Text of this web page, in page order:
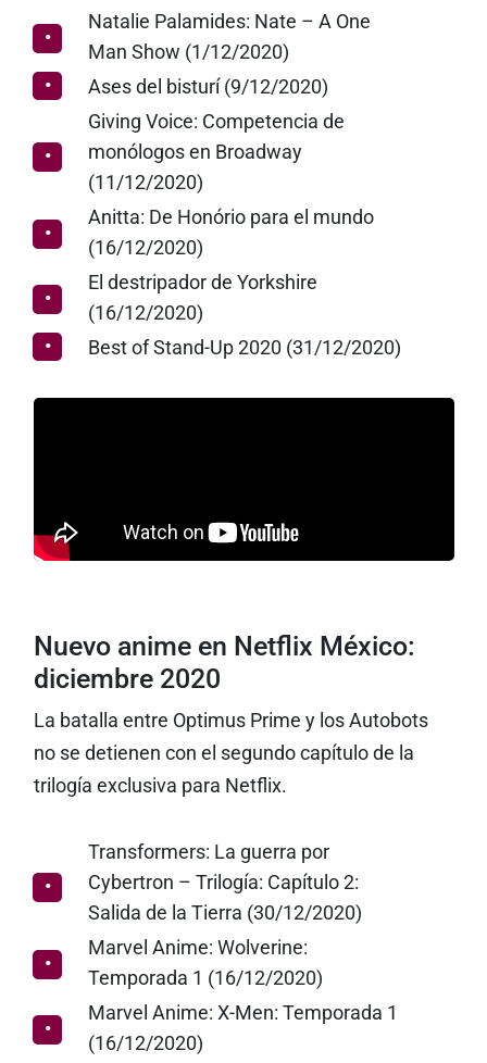
Natalie Palamides: Nate – A One
Man Show (1/12/2020)
Ases del bisturí (9/12/2020)
Giving Voice: Competencia de
monólogos en Broadway
(11/12/2020)
Anitta: De Honório para el mundo
(16/12/2020)
El destripador de Yorkshire
(16/12/2020)
Best of Stand-Up 2020 (31/12/2020)
Nuevo anime en Netflix México:
diciembre 2020
La batalla entre Optimus Prime y los Autobots
no se detienen con el segundo capítulo de la
trilogía exclusiva para Netflix.
Transformers: La guerra por
Cybertron – Trilogía: Capítulo 2:
Salida de la Tierra (30/12/2020)
Marvel Anime: Wolverine:
Temporada 1 (16/12/2020)
Marvel Anime: X-Men: Temporada 1
(16/12/2020)